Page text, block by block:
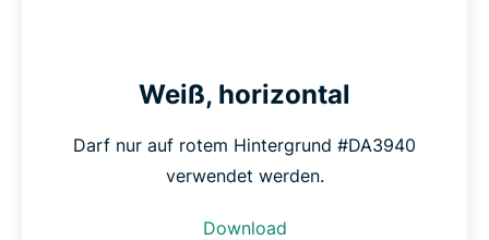
Weiß, horizontal
Darf nur auf rotem Hintergrund #DA3940
verwendet werden.
Download